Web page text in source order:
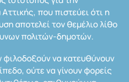
που πιστεύει ότι η
αποτελεί τον θεμέλιο λίθο
πολιτών-δημοτών.
να κατευθύνουν
ούτε να γίνουν φορείς